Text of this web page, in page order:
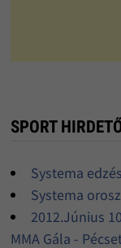
SPORT
Systema
Systema
2012.Június
MMA Gála -